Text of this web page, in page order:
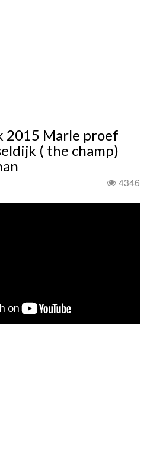
2015 Marle proef
( the champ)
4346